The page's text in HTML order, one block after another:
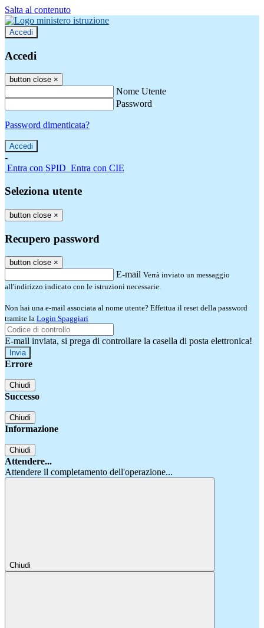
Salta al contenuto
Accedi
Accedi
button close ×
Nome Utente
Password
Password dimenticata?
-
Entra con SPID Entra con CIE
Seleziona utente
button close ×
Recupero password
button close ×
E-mail Verrà inviato un messaggio
all'indirizzo indicato con le istruzioni necessarie.
Non hai una e-mail associata al nome utente? Effettua il reset della password
tramite la Login Spaggiari
E-mail inviata, si prega di controllare la casella di posta elettronica!
Errore
Chiudi
Successo
Chiudi
Informazione
Chiudi
Attendere...
Attendere il completamento dell'operazione...
Chiudi